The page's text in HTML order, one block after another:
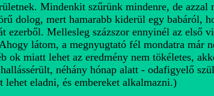
Mindenkit szűrünk mindenre, de
dolog, mert hamarabb kiderül egy babáról,
ezerből. Mellesleg százszor ennyinél az
látom, a megnyugtató fél mondatra már
ok miatt lehet az eredmény nem tökéletes,
néhány hónap alatt - odafigyelő
eladni, és embereket alkalmazni.)